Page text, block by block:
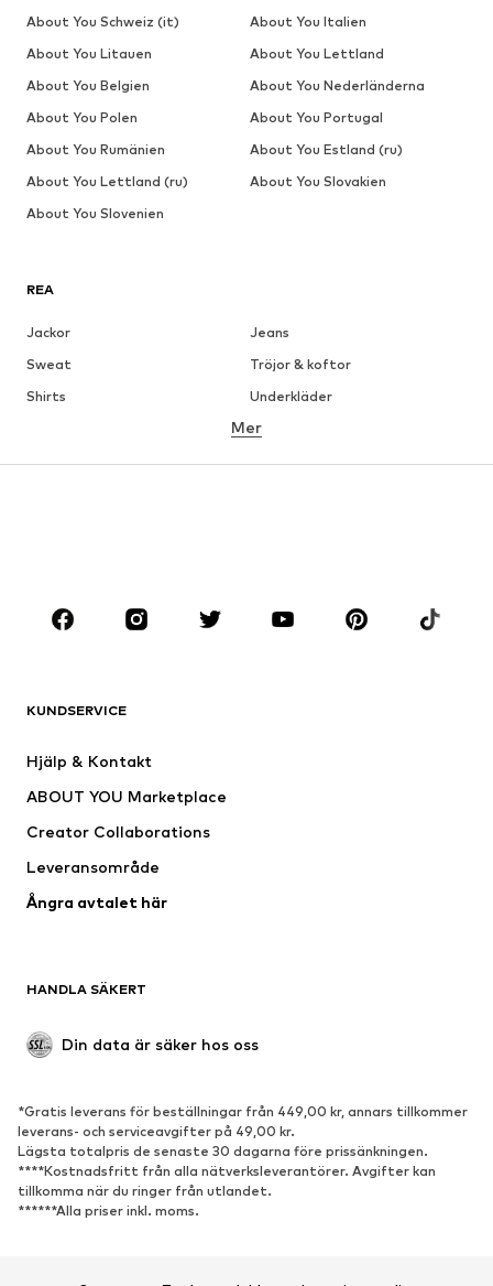
REA
Jackor
Jeans
Sweat
Tröjor & koftor
Shirts
Underkläder
Skjortor
Rockar
Kostymer & kavajer
KLÄDER
Jackor
Badkläder
Tillfällen
Upcycling
Nytt
Boots & stövlar
Lågskor
SPORT
Sportkläder
Sporttyper
Sportskor
Mer
KUNDSERVICE
Hjälp & Kontakt
ABOUT YOU Marketplace
Creator Collaborations
Leveransområde
Ångra avtalet här
HANDLA SÄKERT
Din data är säker hos oss
*Gratis leverans för beställningar från 449,00 kr, annars tillkommer
leverans- och serviceavgifter på 49,00 kr.
Lägsta totalpris de senaste 30 dagarna före prissänkningen.
****Kostnadsfritt från alla nätverksleverantörer. Avgifter kan
tillkomma när du ringer från utlandet.
******Alla priser inkl. moms.
About You Schweiz (it)
About You Italien
About You Litauen
About You Lettland
About You Belgien
About You Nederländerna
About You Polen
About You Portugal
About You Rumänien
About You Estland (ru)
About You Lettland (ru)
About You Slovakien
About You Slovenien